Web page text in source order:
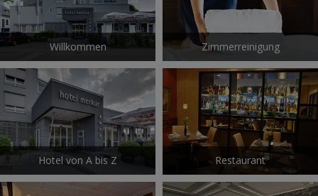
Willkommen Zimmerreinigung
Hotel von A bis Z Restaurant